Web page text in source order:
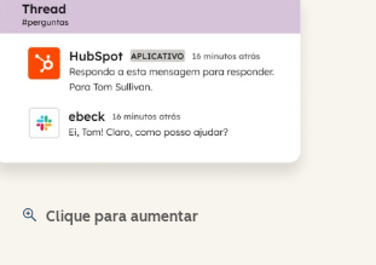
Clique para aumentar